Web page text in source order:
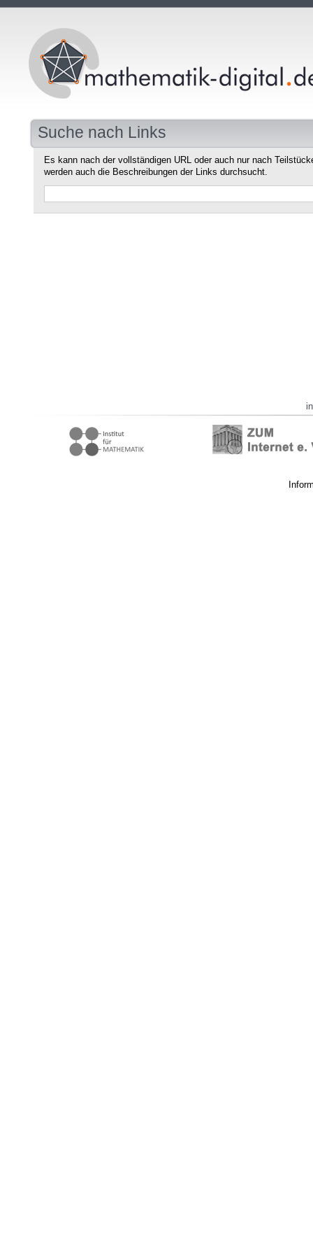
Suche nach Links
Es kann nach der vollständigen URL oder auch nur nach
werden auch die Beschreibungen der Links durchsucht.